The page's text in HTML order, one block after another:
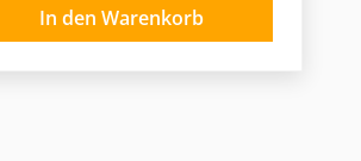
In den Warenkorb